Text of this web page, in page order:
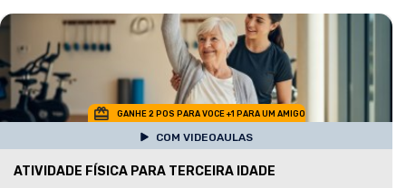
GANHE 2 POS PARA VOCE +1 PARA UM AMIGO
COM VIDEOAULAS
ATIVIDADE FÍSICA PARA TERCEIRA IDADE